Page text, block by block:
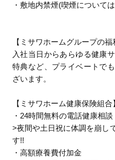
・敷地内禁煙(喫煙について
【ミサワホームグループの福
入社当日からあらゆる健康
特典など、プライベートで
ざいます。
【ミサワホーム健康保険組合
・24時間無料の電話健康相談
>夜間や土日祝に体調を崩し
す!!
・高額療養費付加金